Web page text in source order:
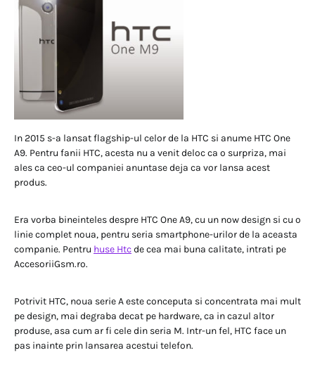
In 2015 s-a lansat flagship-ul celor de la HTC si anume HTC One
A9. Pentru fanii HTC, acesta nu a venit deloc ca o surpriza, mai
ales ca ceo-ul companiei anuntase deja ca vor lansa acest
produs.
Era vorba bineinteles despre HTC One A9, cu un now design si cu o
linie complet noua, pentru seria smartphone-urilor de la aceasta
companie. Pentru huse Htcde cea mai buna calitate, intrati pe
AccesoriiGsm.ro.
Potrivit HTC, noua serie A este conceputa si concentrata mai mult
pe design, mai degraba decat pe hardware, ca in cazul altor
produse, asa cum ar fi cele din seria M. Intr-un fel, HTC face un
pas inainte prin lansarea acestui telefon.